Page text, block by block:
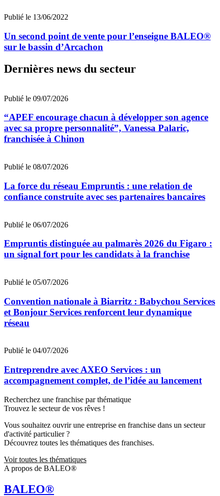
Publié le 13/06/2022
Un second point de vente pour l’enseigne BALEO®
sur le bassin d’Arcachon
Dernières news du secteur
Publié le 09/07/2026
“APEF encourage chacun à développer son agence
avec sa propre personnalité”, Vanessa Palaric,
franchisée à Chinon
Publié le 08/07/2026
La force du réseau Empruntis : une relation de
confiance construite avec ses partenaires bancaires
Publié le 06/07/2026
Empruntis distinguée au palmarès 2026 du Figaro :
un signal fort pour les candidats à la franchise
Publié le 05/07/2026
Convention nationale à Biarritz : Babychou Services
et Bonjour Services renforcent leur dynamique
réseau
Publié le 04/07/2026
Entreprendre avec AXEO Services : un
accompagnement complet, de l’idée au lancement
Recherchez une franchise par thématique
Trouvez le secteur de vos rêves !
Vous souhaitez ouvrir une entreprise en franchise dans un secteur
d'activité particulier ?
Découvrez toutes les thématiques des franchises.
Voir toutes les thématiques
A propos de BALEO®
BALEO®